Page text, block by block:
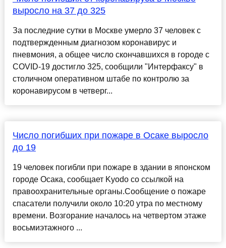
выросло на 37 до 325
За последние сутки в Москве умерло 37 человек с
подтвержденным диагнозом коронавирус и
пневмония, а общее число скончавшихся в городе с
COVID-19 достигло 325, сообщили "Интерфаксу" в
столичном оперативном штабе по контролю за
коронавирусом в четверг...
Число погибших при пожаре в Осаке выросло
до 19
19 человек погибли при пожаре в здании в японском
городе Осака, сообщает Kyodo со ссылкой на
правоохранительные органы.Сообщение о пожаре
спасатели получили около 10:20 утра по местному
времени. Возгорание началось на четвертом этаже
восьмиэтажного ...